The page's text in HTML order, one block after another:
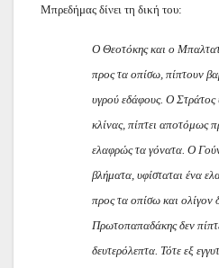
Μπρεδήμας δίνει τη δική του:
Ο Θεοτόκης και ο
προς τα οπίσω, πίπτουν
υγρού εδάφους. Ο Στράτος
κλίνας, πίπτει αποτόμως
ελαφρώς τα γόνατα. Ο
βλήματα, υφίσταται ένα
προς τα οπίσω και ολίγον
Πρωτοπαπαδάκης δεν
δευτερόλεπτα. Τότε εξ